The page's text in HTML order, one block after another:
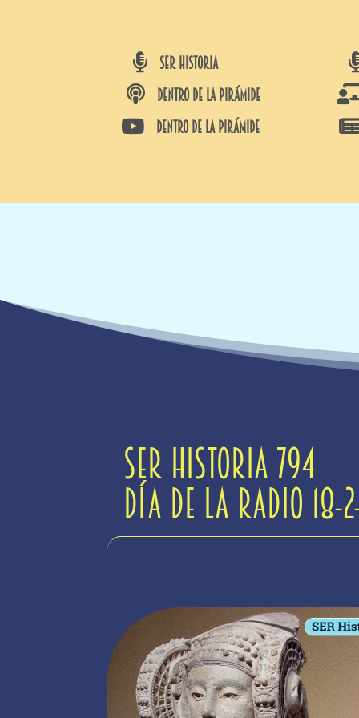
 SER HISTORIA
 DENTRO DE LA PIRÁMIDE
 DENTRO DE LA PIRÁMIDE
Ser Historia 794
Día de la radio 18-